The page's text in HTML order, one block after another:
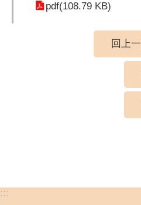
pdf(108.79 KB)
回上
:::